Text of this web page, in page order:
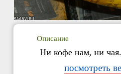
Описание
Ни кофе нам, ни
посмотреть